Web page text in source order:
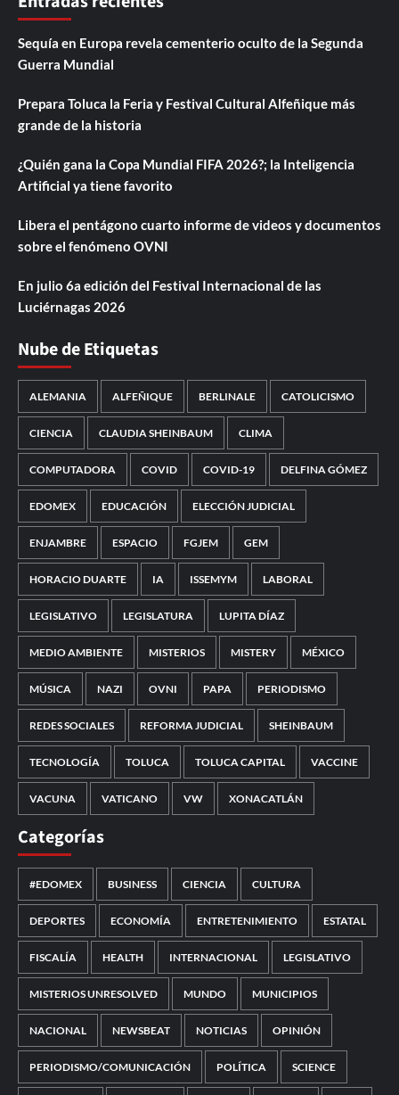
Sequía en Europa revela cementerio oculto de la Segunda
Guerra Mundial
Prepara Toluca la Feria y Festival Cultural Alfeñique más
grande de la historia
¿Quién gana la Copa Mundial FIFA 2026?; la Inteligencia
Artificial ya tiene favorito
Libera el pentágono cuarto informe de videos y documentos
sobre el fenómeno OVNI
En julio 6a edición del Festival Internacional de las
Luciérnagas 2026
Nube de Etiquetas
ALEMANIA ALFEÑIQUE BERLINALE CATOLICISMO
CIENCIA CLAUDIA SHEINBAUM CLIMA
COMPUTADORA COVID COVID-19 DELFINA GÓMEZ
EDOMEX EDUCACIÓN ELECCIÓN JUDICIAL
ENJAMBRE ESPACIO FGJEM GEM
HORACIO DUARTE IA ISSEMYM LABORAL
LEGISLATIVO LEGISLATURA LUPITA DÍAZ
MEDIO AMBIENTE MISTERIOS MISTERY MÉXICO
MÚSICA NAZI OVNI PAPA PERIODISMO
REDES SOCIALES REFORMA JUDICIAL SHEINBAUM
TECNOLOGÍA TOLUCA TOLUCA CAPITAL VACCINE
VACUNA VATICANO VW XONACATLÁN
Categorías
#EDOMEX BUSINESS CIENCIA CULTURA
DEPORTES ECONOMÍA ENTRETENIMIENTO ESTATAL
FISCALÍA HEALTH INTERNACIONAL LEGISLATIVO
MISTERIOS UNRESOLVED MUNDO MUNICIPIOS
NACIONAL NEWSBEAT NOTICIAS OPINIÓN
PERIODISMO/COMUNICACIÓN POLÍTICA SCIENCE